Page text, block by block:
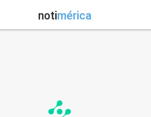
notimérica